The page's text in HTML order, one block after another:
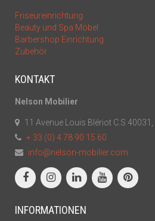
Friseureinrichtung
Beauty und Spa Möbel
Barbershop Einrichtung
Zubehör
KONTAKT
Nelson Mobilier
11 Avenue Louis Blériot C.S
+ 33 (0) 4 78 90 15 60
info@nelson-mobilier.com
INFORMATIONEN